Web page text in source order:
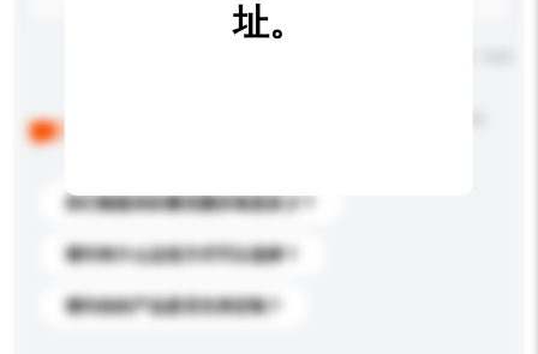
你们能提供的最优惠价格是多少？
请问有什么运送方式可以选择？
请问你的产品是否支持定制？
址。